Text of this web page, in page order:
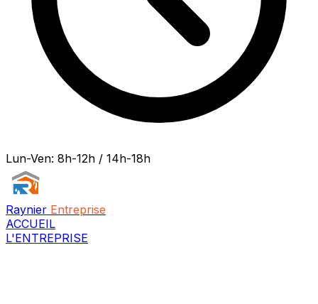
Lun-Ven: 8h-12h / 14h-18h
Raynier Entreprise
ACCUEIL
L'ENTREPRISE